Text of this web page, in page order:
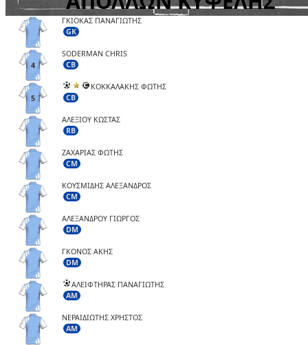
ΓΚΙΟΚΑΣ ΠΑΝΑΓΙΩΤΗΣ
GK
4
SODERMAN CHRIS
CB
5
ΚΟΚΚΑΛΑΚΗΣ ΦΩΤΗΣ
CB
ΑΛΕΞΙΟΥ ΚΩΣΤΑΣ
RB
ΖΑΧΑΡΙΑΣ ΦΩΤΗΣ
CM
ΚΟΥΣΜΙΔΗΣ ΑΛΕΞΑΝΔΡΟΣ
CM
ΑΛΕΞΑΝΔΡΟΥ ΓΙΩΡΓΟΣ
DM
ΓΚΟΝΟΣ ΑΚΗΣ
DM
ΑΛΕΙΦΤΗΡΑΣ ΠΑΝΑΓΙΩΤΗΣ
AM
ΝΕΡΑΙΔΙΩΤΗΣ ΧΡΗΣΤΟΣ
AM